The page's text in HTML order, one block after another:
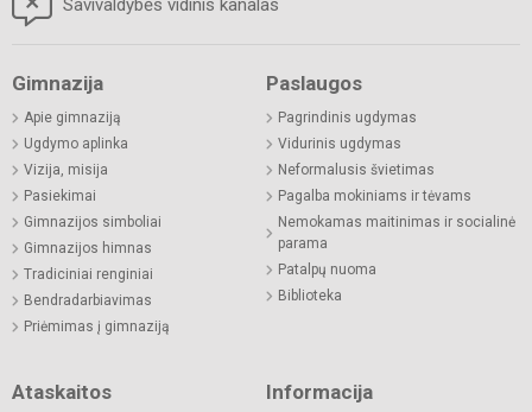
Savivaldybės vidinis kanalas
Gimnazija
Apie gimnaziją
Ugdymo aplinka
Vizija, misija
Pasiekimai
Gimnazijos simboliai
Gimnazijos himnas
Tradiciniai renginiai
Bendradarbiavimas
Priėmimas į gimnaziją
Paslaugos
Pagrindinis ugdymas
Vidurinis ugdymas
Neformalusis švietimas
Pagalba mokiniams ir tėvams
Nemokamas maitinimas ir socialinė
parama
Patalpų nuoma
Biblioteka
Ataskaitos Informacija